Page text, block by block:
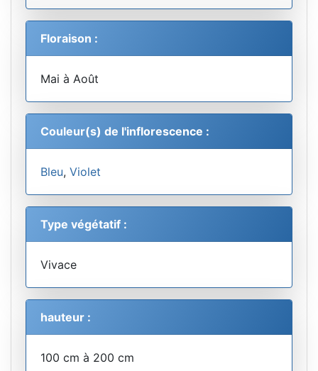
Floraison :
Mai à Août
Couleur(s) de l'inflorescence :
Bleu, Violet
Type végétatif :
Vivace
hauteur :
100 cm à 200 cm